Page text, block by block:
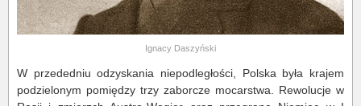
Ignacy Daszyński
W przededniu odzyskania niepodległości, Polska była krajem
podzielonym pomiędzy trzy zaborcze mocarstwa. Rewolucje w